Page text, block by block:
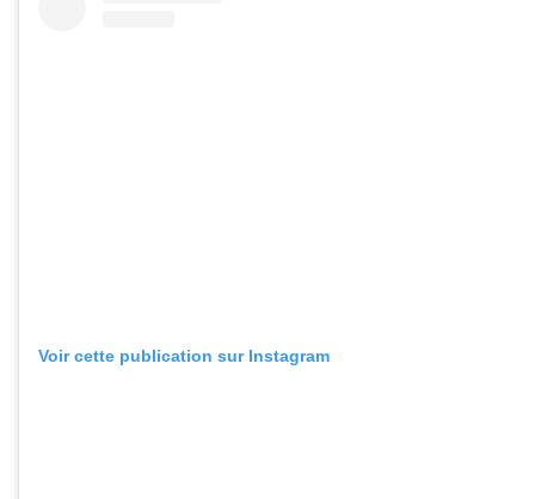
Voir cette publication sur Instagram